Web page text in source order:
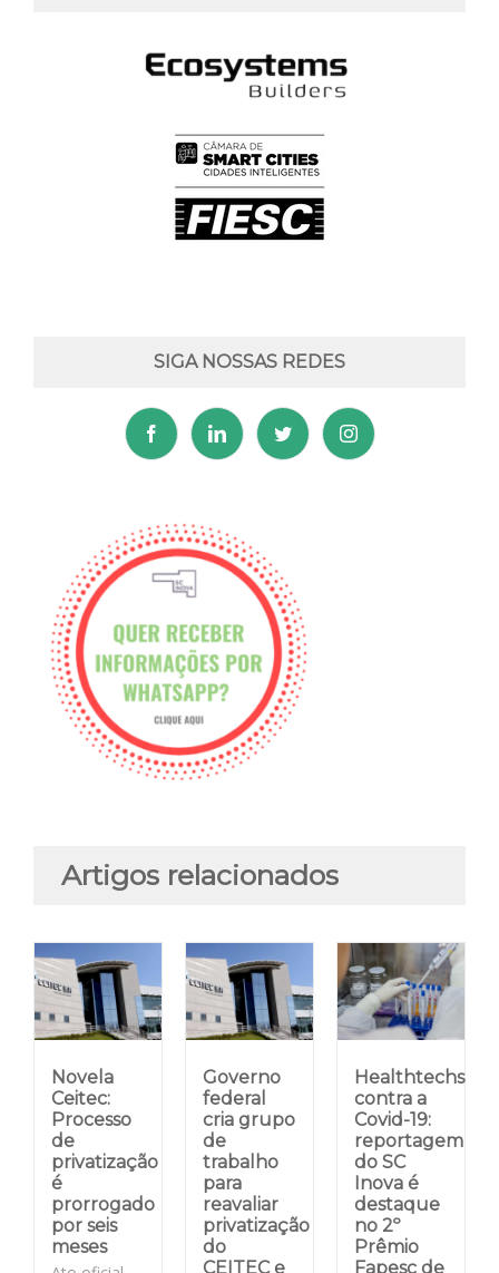
SIGA NOSSAS REDES
Artigos relacionados
Novela
Ceitec:
Processo
de
privatização
é
prorrogado
por seis
meses
Governo
federal
cria grupo
de
trabalho
para
reavaliar
privatização
do
CEITEC e
Healthtechs
contra a
Covid-19:
reportagem
do SC
Inova é
destaque
no 2º
Prêmio
Fapesc de